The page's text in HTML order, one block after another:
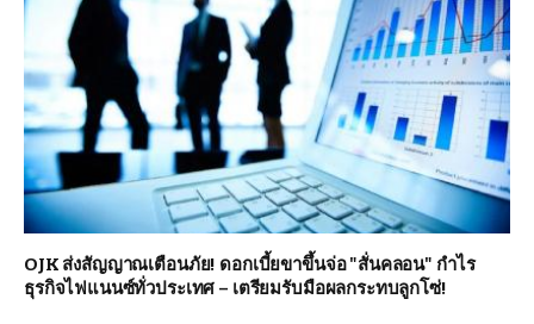
OJK ส่งสัญญาณเตือนภัย! ดอกเบี้ยขาขึ้นจ่อ "สั่นคลอน" กำไร
ธุรกิจไฟแนนซ์ทั่วประเทศ – เตรียมรับมือผลกระทบลูกโซ่!